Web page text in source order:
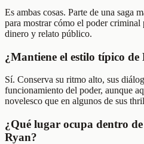
Es ambas cosas. Parte de una saga
para mostrar cómo el poder criminal
dinero y relato público.
¿Mantiene el estilo típico
Sí. Conserva su ritmo alto, sus
funcionamiento del poder, aunque
novelesco que en algunos de sus
¿Qué lugar ocupa dentro
Ryan?